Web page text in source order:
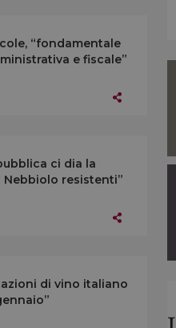
“fondamentale
e fiscale”
ci dia la
Nebbiolo resistenti”
di vino italiano